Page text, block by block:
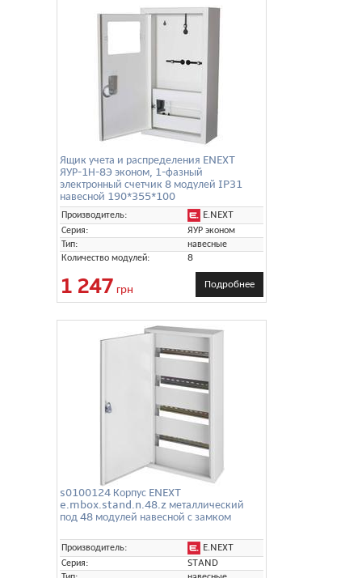
Ящик учета и распределения ENEXT
ЯУР-1Н-8Э эконом, 1-фазный
электронный счетчик 8 модулей IP31
навесной 190*355*100
Производитель:
E.NEXT
Серия:
ЯУР эконом
Тип:
навесные
Количество модулей:
8
1 247 грн Подробнее
s0100124 Корпус ENEXT
e.mbox.stand.n.48.z металлический
под 48 модулей навесной с замком
Производитель:
E.NEXT
Серия:
STAND